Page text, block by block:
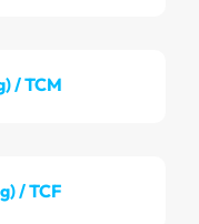
/ TCM
/ TCF